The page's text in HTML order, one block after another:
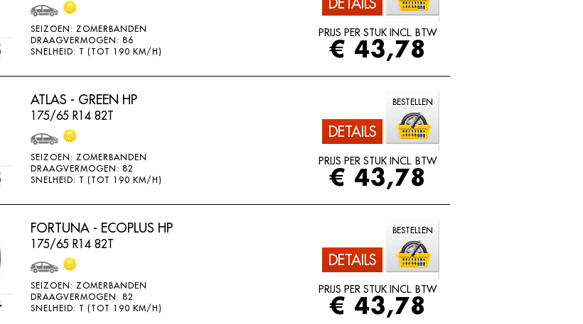
SEIZOEN: ZOMERBANDEN
DRAAGVERMOGEN: 86
SNELHEID: T (TOT 190 KM/H)
PRIJS PER STUK INCL. BTW
€ 43,78
ATLAS - GREEN HP
175/65 R14 82T
SEIZOEN: ZOMERBANDEN
DRAAGVERMOGEN: 82
SNELHEID: T (TOT 190 KM/H)
DETAILS
BESTELLEN
PRIJS PER STUK INCL. BTW
€ 43,78
FORTUNA - ECOPLUS HP
175/65 R14 82T
SEIZOEN: ZOMERBANDEN
DRAAGVERMOGEN: 82
SNELHEID: T (TOT 190 KM/H)
DETAILS
BESTELLEN
PRIJS PER STUK INCL. BTW
€ 43,78